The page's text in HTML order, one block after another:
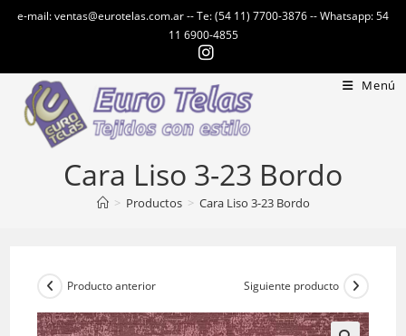
e-mail: ventas@eurotelas.com.ar -- Te: (54 11) 7700-3876 -- Whatsapp: 54
11 6900-4855
Menú
Cara Liso 3-23 Bordo
> Productos > Cara Liso 3-23 Bordo
Producto anterior Siguiente producto